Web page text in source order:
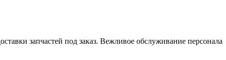
запчастей под заказ. Вежливое обслуживание персонала